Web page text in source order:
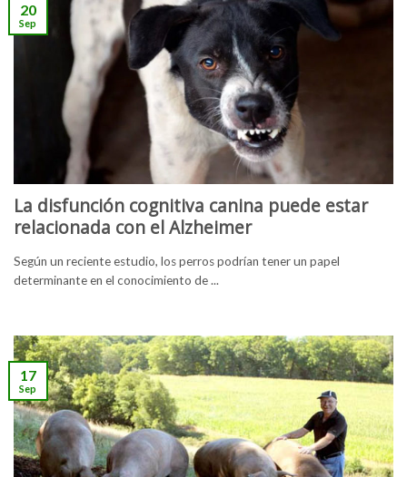
La disfunción cognitiva canina puede estar
relacionada con el Alzheimer
Según un reciente estudio, los perros podrían tener un papel
determinante en el conocimiento de ...
20
Sep
17
Sep